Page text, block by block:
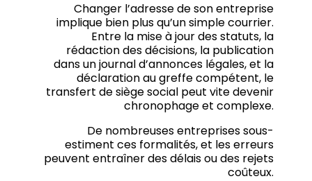
Changer l’adresse de son entreprise
implique bien plus qu’un simple courrier.
Entre la mise à jour des statuts, la
rédaction des décisions, la publication
dans un journal d’annonces légales, et la
déclaration au greffe compétent, le
transfert de siège social peut vite devenir
chronophage et complexe.
De nombreuses entreprises sous-
estiment ces formalités, et les erreurs
peuvent entraîner des délais ou des rejets
coûteux.